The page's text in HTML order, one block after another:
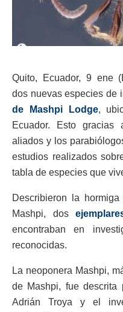
Quito, Ecuador, 9 ene
dos nuevas especies de
de Mashpi Lodge,
Ecuador. Esto gracias
aliados y los
estudios realizados
tabla de especies que
Describieron la
Mashpi, dos
encontraban en
reconocidas.
La neoponera Mashpi,
de Mashpi, fue descrita
Adrián Troya y el